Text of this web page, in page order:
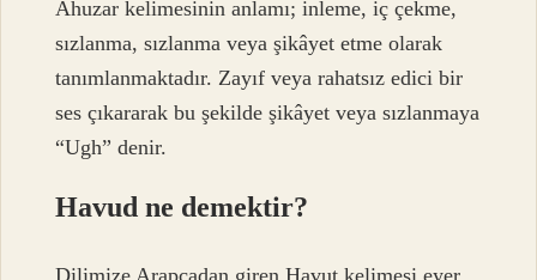
Ahuzar kelimesinin anlamı; inleme, iç çekme,
sızlanma, sızlanma veya şikâyet etme olarak
tanımlanmaktadır. Zayıf veya rahatsız edici bir
ses çıkararak bu şekilde şikâyet veya sızlanmaya
“Ugh” denir.
Havud ne demektir?
Dilimize Arapçadan giren Havut kelimesi eyer